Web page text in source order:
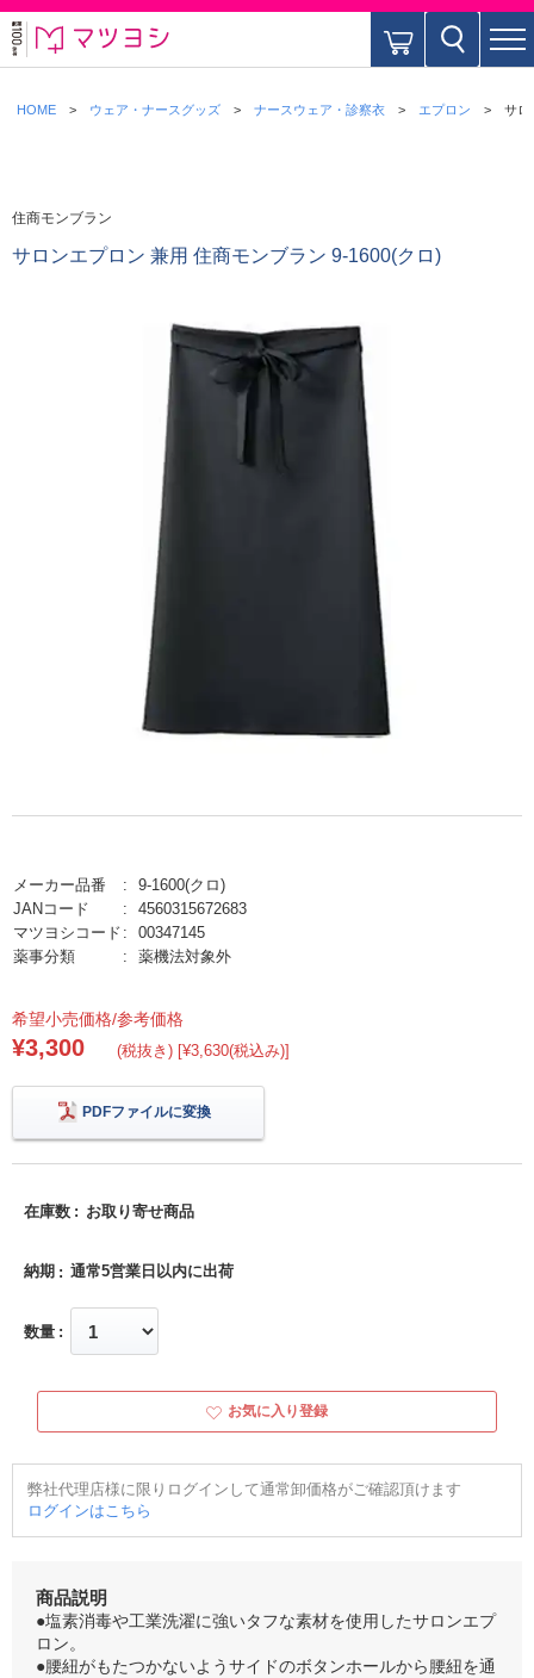
HOME ウェア・ナースグッズ ナースウェア・診察衣 エプロン サロ
住商モンブラン
サロンエプロン 兼用 住商モンブラン 9-1600(クロ)
メーカー品番
9-1600(クロ)
JANコード
4560315672683
マツヨシコード
00347145
薬事分類
薬機法対象外
希望小売価格/参考価格
¥3,300 (税抜き) [¥3,630(税込み)]
PDFファイルに変換
在庫数 お取り寄せ商品
納期 通常5営業日以内に出荷
数量
お気に入り登録
弊社代理店様に限りログインして通常卸価格がご確認頂けます
ログインはこちら
商品説明
●塩素消毒や工業洗濯に強いタフな素材を使用したサロンエプ
ロン。
●腰紐がもたつかないようサイドのボタンホールから腰紐を通